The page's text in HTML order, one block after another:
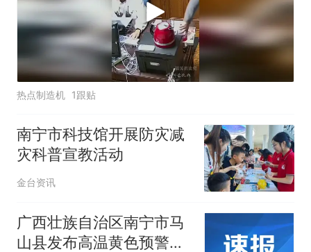
热点制造机 1跟贴
南宁市科技馆开展防灾减
灾科普宣教活动
金台资讯
广西壮族自治区南宁市马
山县发布高温黄色预警信